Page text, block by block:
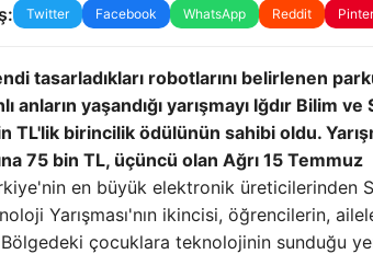
Twitter Facebook WhatsApp Reddit
tasarladıkları robotlarını belirlenen
yaşandığı yarışmayı Iğdır Bilim ve
TL'lik birincilik ödülünün sahibi oldu.
75 bin TL, üçüncü olan Ağrı 15 Temmuz
en büyük elektronik üreticilerinden
Yarışması'nın ikincisi, öğrencilerin,
çocuklara teknolojinin sunduğu